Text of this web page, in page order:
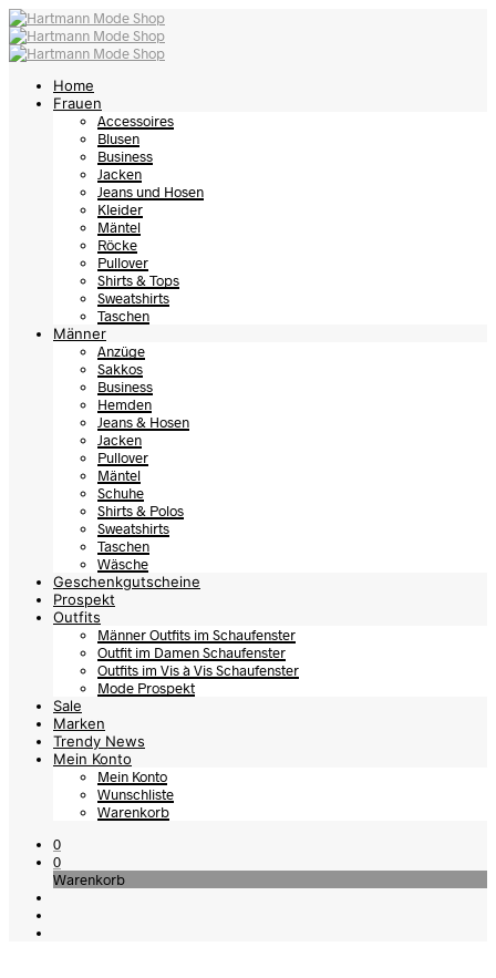
Home
Frauen
Accessoires
Blusen
Business
Jacken
Jeans und Hosen
Kleider
Mäntel
Röcke
Pullover
Shirts & Tops
Sweatshirts
Taschen
Männer
Anzüge
Sakkos
Business
Hemden
Jeans & Hosen
Jacken
Pullover
Mäntel
Schuhe
Shirts & Polos
Sweatshirts
Taschen
Wäsche
Geschenkgutscheine
Prospekt
Outfits
Männer Outfits im Schaufenster
Outfit im Damen Schaufenster
Outfits im Vis à Vis Schaufenster
Mode Prospekt
Sale
Marken
Trendy News
Mein Konto
Mein Konto
Wunschliste
Warenkorb
0
0
Warenkorb